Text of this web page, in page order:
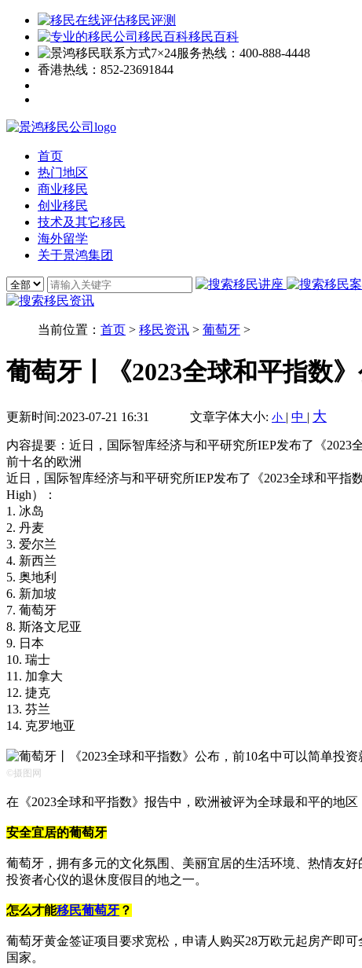
移民评测
移民百科
7×24服务热线： 400-888-4448
香港热线： 852-23691844
首页
热门地区
商业移民
创业移民
技术及其它移民
海外留学
关于景鸿集团
当前位置： 首页 > 移民资讯 > 葡萄牙 >
葡萄牙丨《2023全球和平指数
更新时间:2023-07-21 16:31 文章字体大小: 小 | 中 | 大
内容提要：近日，国际智库经济与和平研究所IEP发布了《
前十名的欧洲
近日，国际智库经济与和平研究所IEP发布了《2023全球和平
High）：
1. 冰岛
2. 丹麦
3. 爱尔兰
4. 新西兰
5. 奥地利
6. 新加坡
7. 葡萄牙
8. 斯洛文尼亚
9. 日本
10. 瑞士
11. 加拿大
12. 捷克
13. 芬兰
14. 克罗地亚
©摄图网
在《2023全球和平指数》报告中，欧洲被评为全球最和平的地
安全宜居的葡萄牙
葡萄牙，拥有多元的文化氛围、美丽宜居的生活环境、热情友
投资者心仪的退休度假目的地之一。
怎么才能移民葡萄牙 ？
葡萄牙黄金签证项目要求宽松，申请人购买28万欧元起房产即
国家。